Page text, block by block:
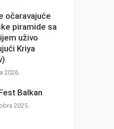
očaravajuće
piramide sa
uživo
Kriya
2026.
Balkan
2025.